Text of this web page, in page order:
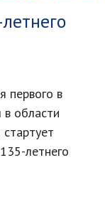
первого в
в области
летнего